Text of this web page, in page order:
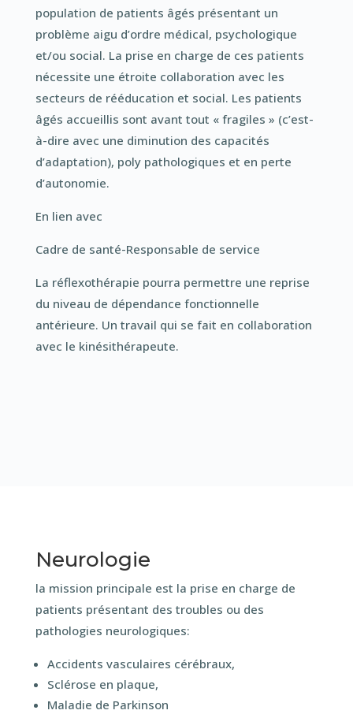
population de patients âgés présentant un
problème aigu d’ordre médical, psychologique
et/ou social. La prise en charge de ces patients
nécessite une étroite collaboration avec les
secteurs de rééducation et social. Les patients
âgés accueillis sont avant tout « fragiles » (c’est-
à-dire avec une diminution des capacités
d’adaptation), poly pathologiques et en perte
d’autonomie.
En lien avec
Cadre de santé-Responsable de service
La réflexothérapie pourra permettre une reprise
du niveau de dépendance fonctionnelle
antérieure. Un travail qui se fait en collaboration
avec le kinésithérapeute.
Neurologie
la mission principale est la prise en charge de
patients présentant des troubles ou des
pathologies neurologiques:
Accidents vasculaires cérébraux,
Sclérose en plaque,
Maladie de Parkinson